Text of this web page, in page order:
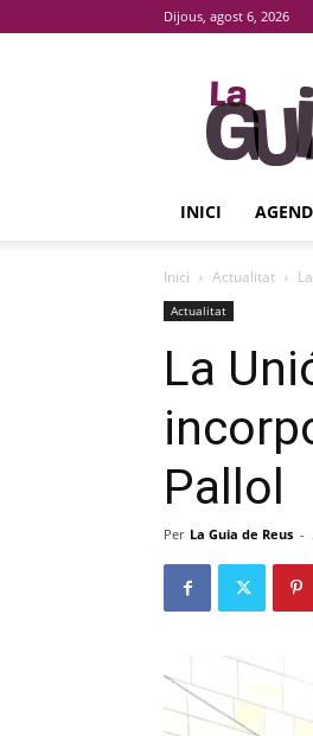
Dijous, agost 6, 2026
INICI
Inici Actualitat
Actualitat
La
Pallol
Per La Guia de Reus -